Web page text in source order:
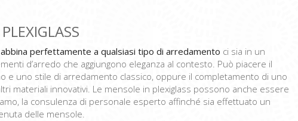
perfettamente a qualsiasi tipo di arredamento ci sia in un
d’arredo che aggiungono eleganza al contesto. Può piacere il
e uno stile di arredamento classico, oppure il completamento di uno
materiali innovativi. Le mensole in plexiglass possono anche essere
la consulenza di personale esperto affinché sia effettuato un
delle mensole.